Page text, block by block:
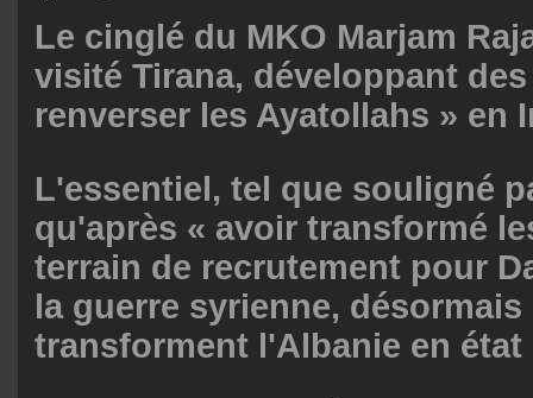
Le cinglé du MKO Marjam
visité Tirana, développant
renverser les Ayatollahs » en
L'essentiel, tel que souligné
qu'après « avoir transformé
terrain de recrutement pour
la guerre syrienne, désormais
transforment l'Albanie en état